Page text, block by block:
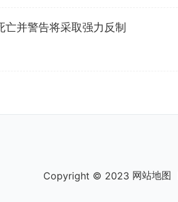
并警告将采取强力反制
Copyright © 2023 网站地图